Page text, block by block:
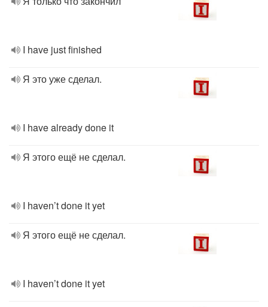
I have just finished
Я это уже сделал.
I have already done it
Я этого ещё не сделал.
I haven’t done it yet
Я этого ещё не сделал.
I haven’t done it yet